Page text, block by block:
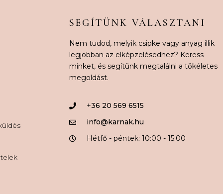
SEGÍTÜNK VÁLASZTANI
Nem tudod, melyik csipke vagy anyag illik
legjobban az elképzelésedhez? Keress
minket, és segítünk megtalálni a tökéletes
megoldást.
+36 20 569 6515
info@karnak.hu
Hétfő - péntek: 10:00 - 15:00